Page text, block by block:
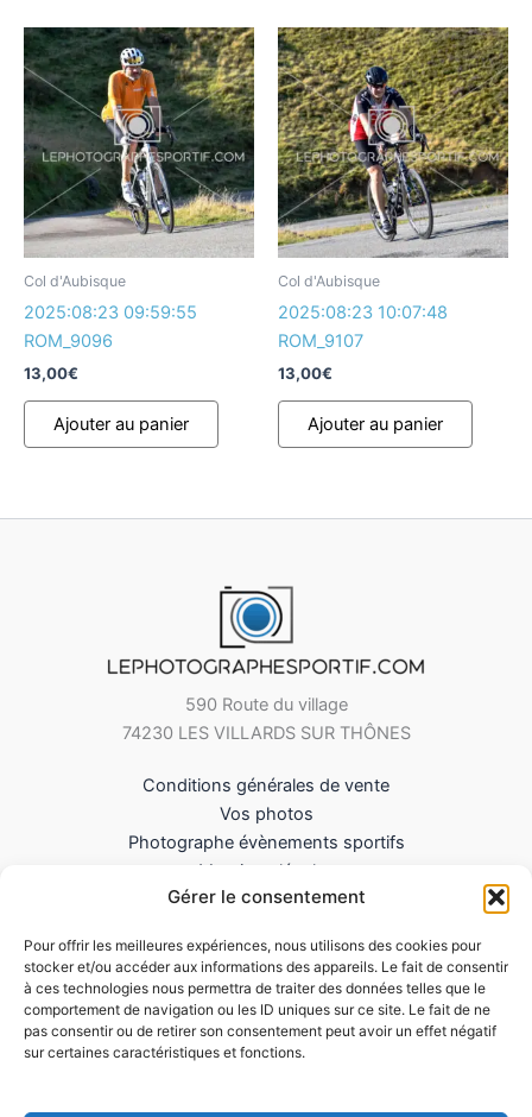
Gérer le consentement
Pour offrir les meilleures expériences, nous utilisons des cookies pour
stocker et/ou accéder aux informations des appareils. Le fait de consentir
à ces technologies nous permettra de traiter des données telles que le
comportement de navigation ou les ID uniques sur ce site. Le fait de ne
pas consentir ou de retirer son consentement peut avoir un effet négatif
sur certaines caractéristiques et fonctions.
Col d'Aubisque
2025:08:23 09:59:55
ROM_9096
13,00€
Ajouter au panier
Col d'Aubisque
2025:08:23 10:07:48
ROM_9107
13,00€
Ajouter au panier
590 Route du village
74230 LES VILLARDS SUR THÔNES
Conditions générales de vente
Vos photos
Photographe évènements sportifs
Mentions légales
Mes Téléchargements
Politique de cookies (UE)